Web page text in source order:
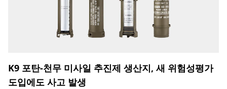
K9 포탄-천무 미사일 추진제 생산지, 새 위험성평가
도입에도 사고 발생